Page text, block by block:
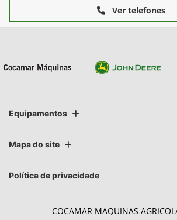
Ver telefones
Equipamentos
Mapa do site
Política de privacidade
COCAMAR MAQUINAS